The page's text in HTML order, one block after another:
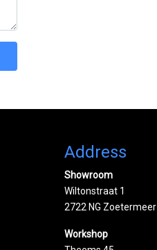
Address
Showroom
Wiltonstraat 1
2722 NG Zoetermeer
Workshop